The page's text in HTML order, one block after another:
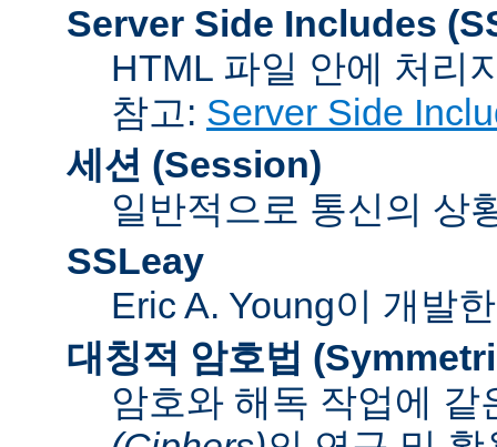
Server Side Includes
HTML 파일 안에 처리
참고: Server Side
세션 (Session)
일반적으로 통신의 상
SSLeay
Eric A. Young이 개발
대칭적 암호법
암호와 해독 작업에